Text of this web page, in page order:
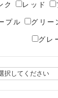
ク レッド
プル グリー
グレ